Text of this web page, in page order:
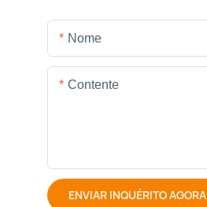
Nome
Contente
ENVIAR INQUÉRITO AGORA